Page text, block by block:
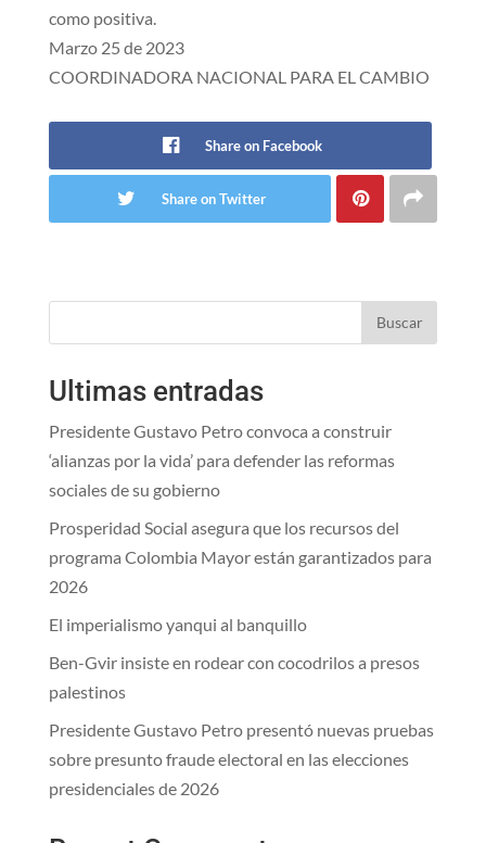
como positiva.
Marzo 25 de 2023
COORDINADORA NACIONAL PARA EL CAMBIO
Share on Facebook
Share on Twitter
Buscar
Ultimas entradas
Presidente Gustavo Petro convoca a construir
‘alianzas por la vida’ para defender las reformas
sociales de su gobierno
Prosperidad Social asegura que los recursos del
programa Colombia Mayor están garantizados para
2026
El imperialismo yanqui al banquillo
Ben-Gvir insiste en rodear con cocodrilos a presos
palestinos
Presidente Gustavo Petro presentó nuevas pruebas
sobre presunto fraude electoral en las elecciones
presidenciales de 2026